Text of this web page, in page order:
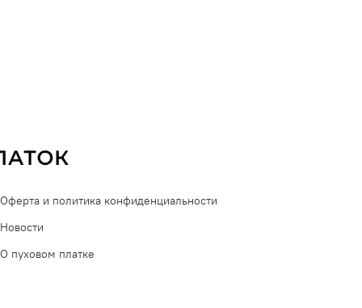
Оферта и политика конфиденциальности
Новости
О пуховом платке